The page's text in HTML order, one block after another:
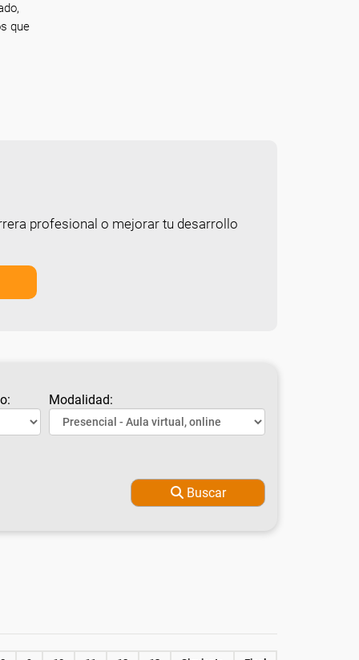
que
profesional o mejorar tu desarrollo
Modalidad:
Buscar